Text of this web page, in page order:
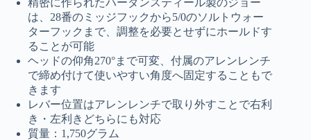
は、28番のミッジフックから5/0のソルトウォー
ターフックまで、調整を必要とせずにホールドす
ることが可能
ヘッドの仰角270°まで可変、付属のアレンレンチ
で締め付けて使いやすい角度へ固定することもで
きます
レバー位置はアレンレンチで取り外すことで右利
き・左利きどちらにも対応
質量：1,750グラム